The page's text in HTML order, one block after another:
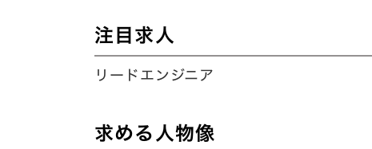
注目求人
リードエンジニア
求める人物像